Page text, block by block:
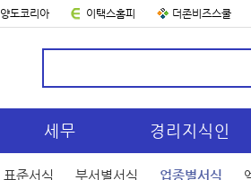
양도코리아 이택스홈피 더존비즈스쿨
세무 경리지식인
표준서식 부서별서식 업종별서식